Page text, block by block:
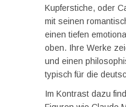
Kupferstiche, oder
mit seinen
einen tiefen
oben. Ihre Werke
und einen
typisch für die
Im Kontrast dazu